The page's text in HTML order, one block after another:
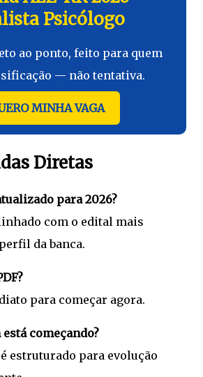
Psicólogo
ao ponto, feito para quem
— não tentativa.
MINHA VAGA
Diretas
para 2026?
com o edital mais
da banca.
para começar agora.
começando?
estruturado para evolução